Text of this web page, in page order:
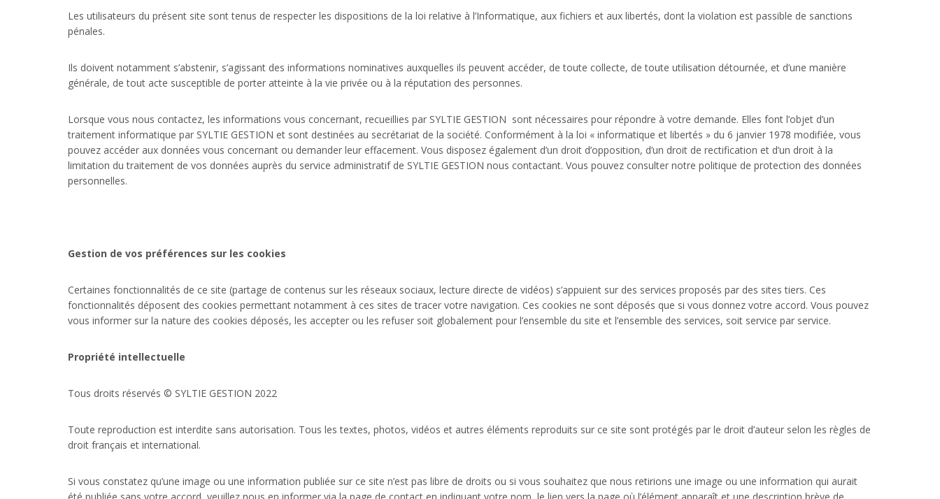
Les utilisateurs du présent site sont tenus de respecter les dispositions de la loi relative à l’Informatique, aux fichiers et aux libertés, dont la violation est passible de sanctions
pénales.
Ils doivent notamment s’abstenir, s’agissant des informations nominatives auxquelles ils peuvent accéder, de toute collecte, de toute utilisation détournée, et d’une manière
générale, de tout acte susceptible de porter atteinte à la vie privée ou à la réputation des personnes.
Lorsque vous nous contactez, les informations vous concernant, recueillies par SYLTIE GESTION sont nécessaires pour répondre à votre demande. Elles font l’objet d’un
traitement informatique par SYLTIE GESTION et sont destinées au secrétariat de la société. Conformément à la loi « informatique et libertés » du 6 janvier 1978 modifiée, vous
pouvez accéder aux données vous concernant ou demander leur effacement. Vous disposez également d’un droit d’opposition, d’un droit de rectification et d’un droit à la
limitation du traitement de vos données auprès du service administratif de SYLTIE GESTION nous contactant. Vous pouvez consulter notre politique de protection des données
personnelles.
Gestion de vos préférences sur les cookies
Certaines fonctionnalités de ce site (partage de contenus sur les réseaux sociaux, lecture directe de vidéos) s’appuient sur des services proposés par des sites tiers. Ces
fonctionnalités déposent des cookies permettant notamment à ces sites de tracer votre navigation. Ces cookies ne sont déposés que si vous donnez votre accord. Vous pouvez
vous informer sur la nature des cookies déposés, les accepter ou les refuser soit globalement pour l’ensemble du site et l’ensemble des services, soit service par service.
Propriété intellectuelle
Tous droits réservés © SYLTIE GESTION 2022
Toute reproduction est interdite sans autorisation. Tous les textes, photos, vidéos et autres éléments reproduits sur ce site sont protégés par le droit d’auteur selon les règles de
droit français et international.
Si vous constatez qu’une image ou une information publiée sur ce site n’est pas libre de droits ou si vous souhaitez que nous retirions une image ou une information qui aurait